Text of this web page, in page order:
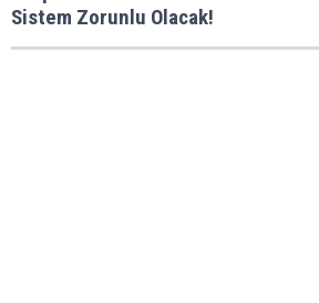
Sistem Zorunlu Olacak!